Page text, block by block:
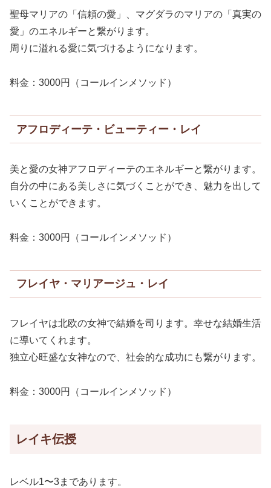
聖母マリアの「信頼の愛」、マグダラのマリアの「真実の
愛」のエネルギーと繋がります。
周りに溢れる愛に気づけるようになります。
料金：3000円（コールインメソッド）
アフロディーテ・ビューティー・レイ
美と愛の女神アフロディーテのエネルギーと繋がります。
自分の中にある美しさに気づくことができ、魅力を出して
いくことができます。
料金：3000円（コールインメソッド）
フレイヤ・マリアージュ・レイ
フレイヤは北欧の女神で結婚を司ります。幸せな結婚生活
に導いてくれます。
独立心旺盛な女神なので、社会的な成功にも繋がります。
料金：3000円（コールインメソッド）
レイキ伝授
レベル1〜3まであります。